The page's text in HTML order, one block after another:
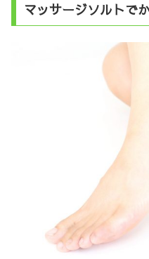
マッサージソルトで